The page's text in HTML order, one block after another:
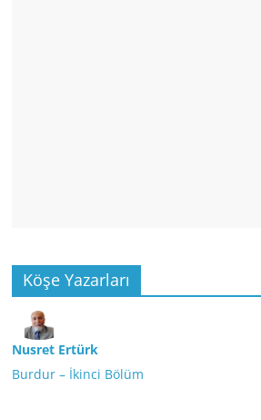
Köşe Yazarları
Nusret Ertürk
Burdur – İkinci Bölüm